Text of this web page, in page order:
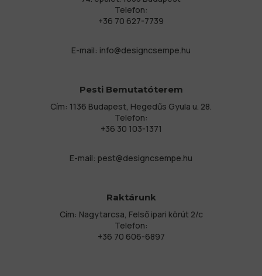
Telefon:
+36 70 627-7739
E-mail: info@designcsempe.hu
Pesti Bemutatóterem
Cím: 1136 Budapest, Hegedűs Gyula u. 28.
Telefon:
+36 30 103-1371
E-mail: pest@designcsempe.hu
Raktárunk
Cím: Nagytarcsa, Felső ipari körút 2/c
Telefon:
+36 70 606-6897